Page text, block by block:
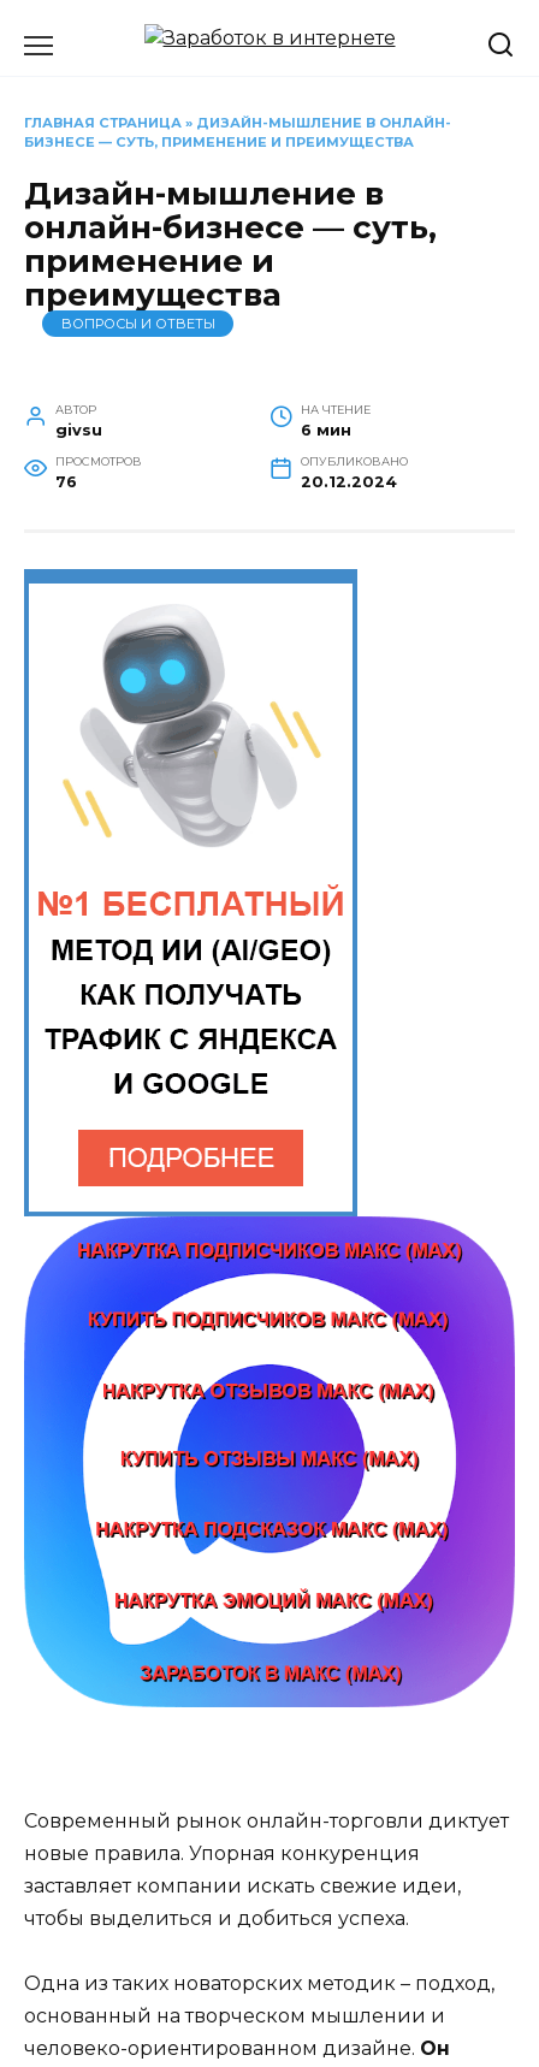
ГЛАВНАЯ СТРАНИЦА » ДИЗАЙН-МЫШЛЕНИЕ В ОНЛАЙН-
БИЗНЕСЕ — СУТЬ, ПРИМЕНЕНИЕ И ПРЕИМУЩЕСТВА
Дизайн-мышление в
онлайн-бизнесе — суть,
применение и
преимущества
ВОПРОСЫ И ОТВЕТЫ
АВТОР
givsu
НА ЧТЕНИЕ
6 мин
ПРОСМОТРОВ
76
ОПУБЛИКОВАНО
20.12.2024
Современный рынок онлайн-торговли диктует
новые правила. Упорная конкуренция
заставляет компании искать свежие идеи,
чтобы выделиться и добиться успеха.
Одна из таких новаторских методик – подход,
основанный на творческом мышлении и
человеко-ориентированном дизайне. Он